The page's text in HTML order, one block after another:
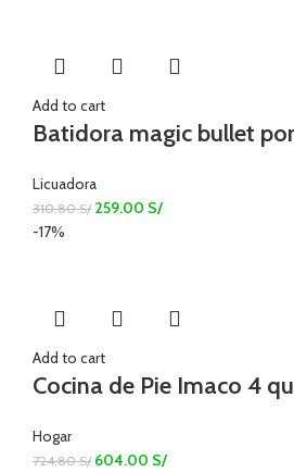
Add to cart
Batidora magic bullet
Licuadora
310.80S/ 259.00 S/
-17%
Add to cart
Cocina de Pie Imaco 4
Hogar
724.80S/ 604.00 S/